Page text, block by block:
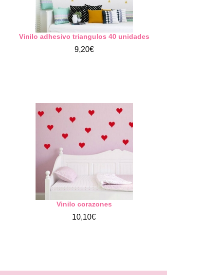
Vinilo adhesivo triangulos 40 unidades
9,20€
Vinilo corazones
10,10€